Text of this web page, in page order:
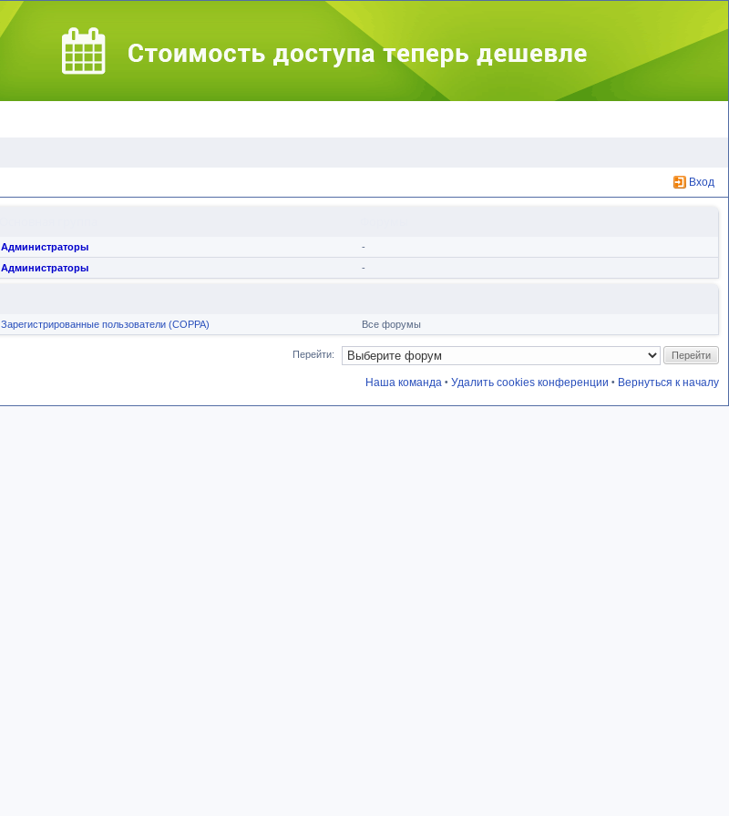
Вход
Администраторы
-
Администраторы -
Зарегистрированные пользователи (COPPA) Все форумы
Перейти:
• Вернуться к началу
• Удалить cookies конференции
Наша команда